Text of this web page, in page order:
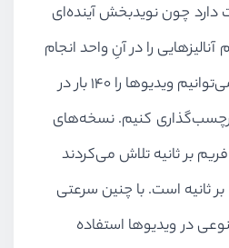
دارد چون نویدبخش آینده‌ای
را در آنِ واحد انجام
دهیم. ما به کمک آن می‌توانیم ویدیوها را 140 بار در
کنیم. نسخه‌های
قبلی برای رسیدن به 10 فریم بر ثانیه تلاش می‌کردند
140 فریم بر ثانیه است. با چنین سرعتی
در ویدیوها استفاده